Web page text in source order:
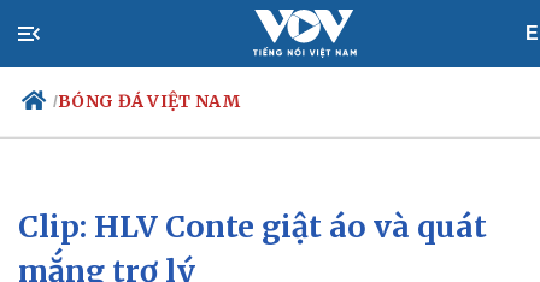
/BÓNG ĐÁ VIỆT NAM
Chính trị
Đảng
Xã hội
Clip: HLV Conte giật áo và quát
mắng trợ lý